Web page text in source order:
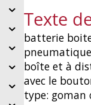
Texte
batterie
boîte et à
avec le
type: goman